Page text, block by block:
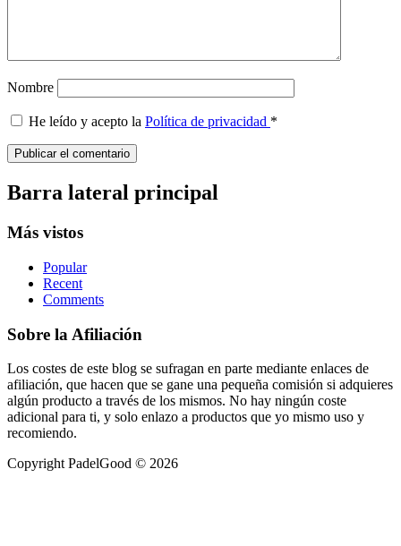
Nombre
He leído y acepto la Política de privacidad *
Barra lateral principal
Más vistos
Popular
Recent
Comments
Sobre la Afiliación
Los costes de este blog se sufragan en parte mediante enlaces de
afiliación, que hacen que se gane una pequeña comisión si adquieres
algún producto a través de los mismos. No hay ningún coste
adicional para ti, y solo enlazo a productos que yo mismo uso y
recomiendo.
Copyright PadelGood © 2026